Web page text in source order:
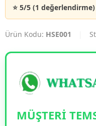
⭐ 5/5 (1 değerlendirme)
Ürün Kodu: HSE001
MÜŞTERİ